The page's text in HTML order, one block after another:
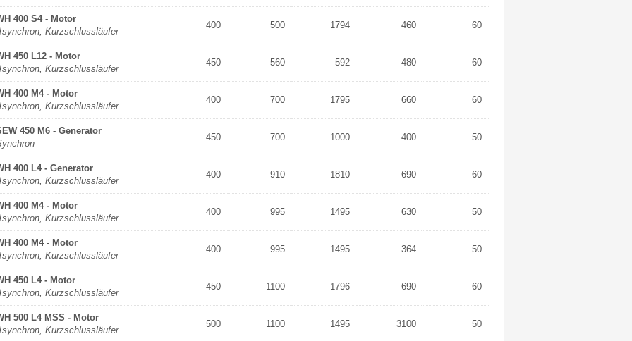
400 S4 - Motor
Kurzschlussläufer
400 500 1794 460 60
450 L12 - Motor
Kurzschlussläufer
450 560 592 480 60
400 M4 - Motor
Kurzschlussläufer
400 700 1795 660 60
450 M6 - Generator
450 700 1000 400 50
400 L4 - Generator
Kurzschlussläufer
400 910 1810 690 60
400 M4 - Motor
Kurzschlussläufer
400 995 1495 630 50
400 M4 - Motor
Kurzschlussläufer
400 995 1495 364 50
450 L4 - Motor
Kurzschlussläufer
450 1100 1796 690 60
500 L4 MSS - Motor
Kurzschlussläufer
500 1100 1495 3100 50